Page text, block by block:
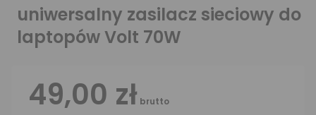
uniwersalny zasilacz sieciowy do
laptopów Volt 70W
49,00 zł brutto